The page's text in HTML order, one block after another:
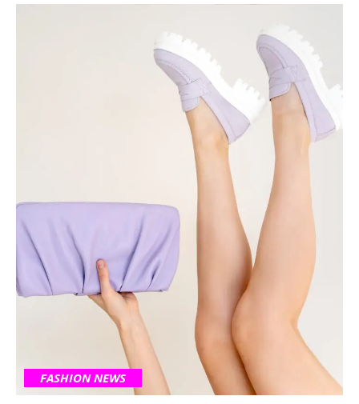
FASHION NEWS